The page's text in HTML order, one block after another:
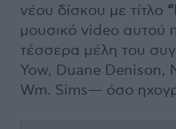
νέου δίσκου με τίτλο “
μουσικό video αυτού
τέσσερα μέλη του
Yow, Duane Denison,
Wm. Sims— όσο